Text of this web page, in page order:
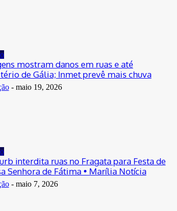
mostram danos em ruas e até
de Gália; Inmet prevê mais chuva
- maio 19, 2026
interdita ruas no Fragata para Festa de
Senhora de Fátima • Marília Notícia
- maio 7, 2026